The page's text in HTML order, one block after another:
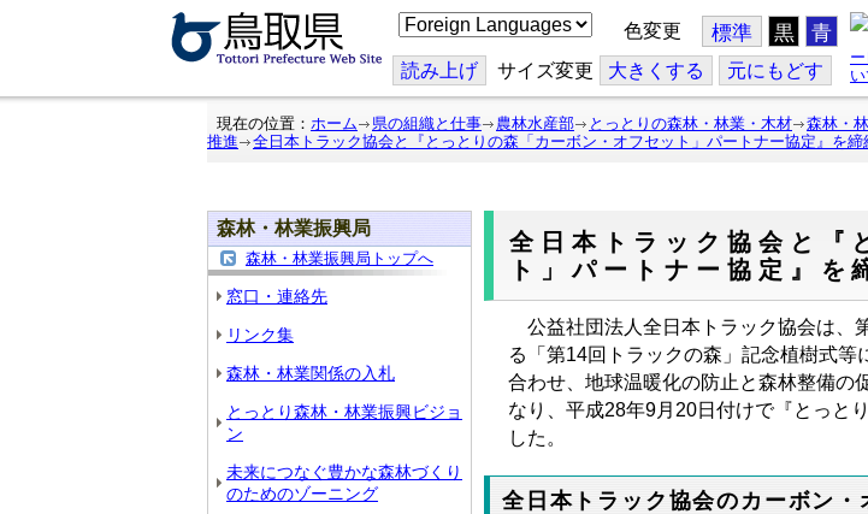
こ
の
ジ
を
翻
訳
色変更 標準 黒 青
読み上げ サイズ変更 大きくする 元にもどす
現在の位置： ホーム 県の組織と仕事 農林水産部 とっとりの森林・林業・木材 森林・
推進
全日本トラック協会と『とっとりの森「カーボン・オフセット」パートナー協定』を締
森林・林業振興局
森林・林業振興局トップへ
窓口・連絡先
リンク集
森林・林業関係の入札
とっとり森林・林業振興ビジョ
ン
未来につなぐ豊かな森林づくり
のためのゾーニング
全日本トラック協会と『
ト」パートナー協定』を
公益社団法人全日本トラック協会は、
る「第14回トラックの森」記念植樹式
合わせ、地球温暖化の防止と森林整備の
なり、平成28年9月20日付けで『とっと
した。
全日本トラック協会のカーボン・